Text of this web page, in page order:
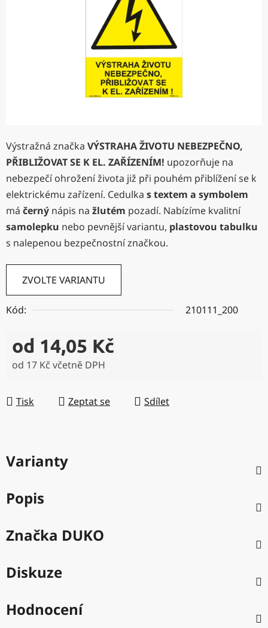
Výstražná značka VÝSTRAHA ŽIVOTU NEBEZPEČNO,
PŘIBLIŽOVAT SE K EL. ZAŘÍZENÍM! upozorňuje na
nebezpečí ohrožení života již při pouhém přiblížení se k
elektrickému zařízení. Cedulka s textem a symbolem
má černý nápis na žlutém pozadí. Nabízíme kvalitní
samolepku nebo pevnější variantu, plastovou tabulku
s nalepenou bezpečnostní značkou.
ZVOLTE VARIANTU
Kód: 210111_200
od 14,05 Kč
od 17 Kč včetně DPH
Tisk
Zeptat se Sdílet
Varianty
Popis
Značka DUKO
Diskuze
Hodnocení